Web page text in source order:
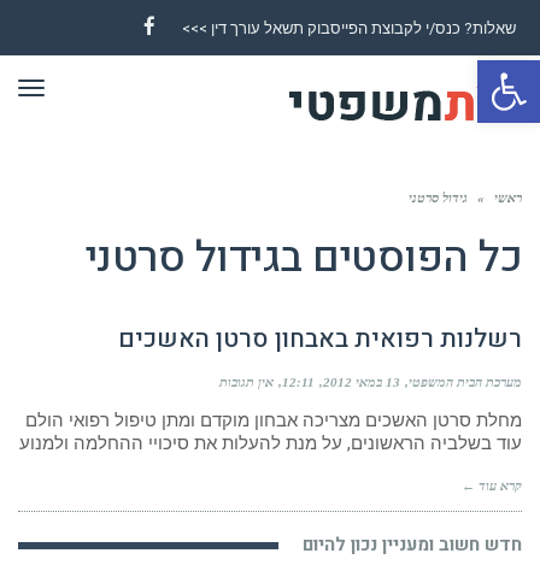
פתח סרגל נגישות
שאלות? כנס/י לקבוצת הפייסבוק תשאל עורך דין >>>
Facebook
ראשי » גידול סרטני
כל הפוסטים בגידול סרטני
רשלנות רפואית באבחון סרטן האשכים
מערכת הבית המשפטי 13 במאי 2012 12:11 אין תגובות
מחלת סרטן האשכים מצריכה אבחון מוקדם ומתן טיפול רפואי הולם
עוד בשלביה הראשונים, על מנת להעלות את סיכויי ההחלמה ולמנוע
קרא עוד ←
חדש חשוב ומעניין נכון להיום